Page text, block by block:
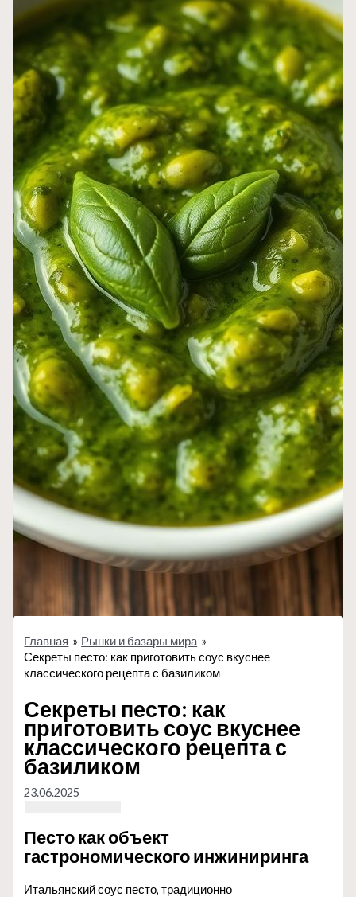
Главная
Рынки и базары мира
Секреты песто: как приготовить соус вкуснее
классического рецепта с базиликом
Секреты песто: как
приготовить соус вкуснее
классического рецепта с
базиликом
23.06.2025
Песто как объект
гастрономического инжиниринга
Итальянский соус песто, традиционно